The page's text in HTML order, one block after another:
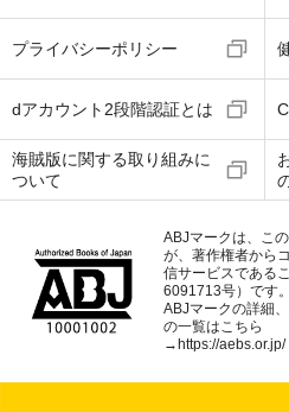
プライバシーポリシー
dアカウント2段階認証とは
海賊版に関する取り組みに
ついて
ABJマークは、こ
が、著作権者から
信サービスである
6091713号）です。
ABJマークの詳細
の一覧はこちら
→ https://aebs.or.jp/